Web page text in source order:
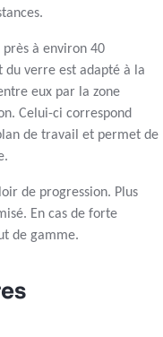
à environ 40
verre est adapté à la
eux par la zone
Celui-ci correspond
de travail et permet de
de progression. Plus
En cas de forte
de gamme.